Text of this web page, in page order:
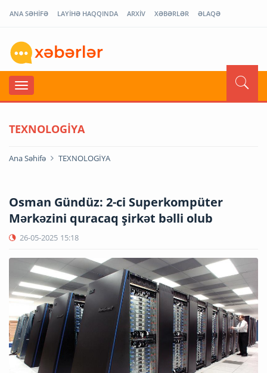
ANA SƏHİFƏ LAYİHƏ HAQQINDA ARXİV XƏBƏRLƏR ƏLAQƏ
TEXNOLOGİYA
Ana Səhifə TEXNOLOGİYA
Osman Gündüz: 2-ci Superkompüter
Mərkəzini quracaq şirkət bəlli olub
26-05-2025 15:18